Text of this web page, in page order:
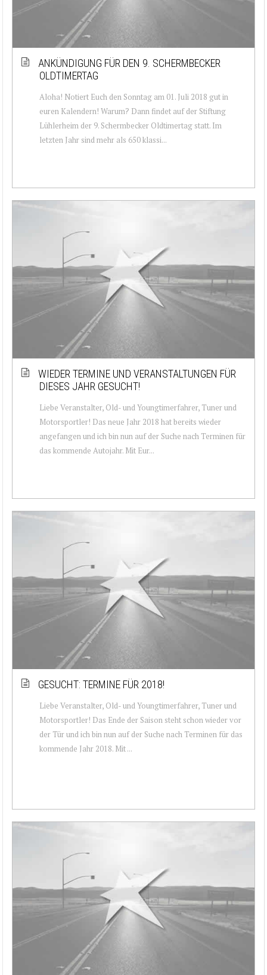
ANKÜNDIGUNG FÜR DEN 9. SCHERMBECKER
OLDTIMERTAG
Aloha! Notiert Euch den Sonntag am 01. Juli 2018 gut in
euren Kalendern! Warum? Dann findet auf der Stiftung
Lühlerheim der 9. Schermbecker Oldtimertag statt. Im
letzten Jahr sind mehr als 650 klassi...
WIEDER TERMINE UND VERANSTALTUNGEN FÜR
DIESES JAHR GESUCHT!
Liebe Veranstalter, Old- und Youngtimerfahrer, Tuner und
Motorsportler! Das neue Jahr 2018 hat bereits wieder
angefangen und ich bin nun auf der Suche nach Terminen für
das kommende Autojahr. Mit Eur...
GESUCHT: TERMINE FÜR 2018!
Liebe Veranstalter, Old- und Youngtimerfahrer, Tuner und
Motorsportler! Das Ende der Saison steht schon wieder vor
der Tür und ich bin nun auf der Suche nach Terminen für das
kommende Jahr 2018. Mit ...